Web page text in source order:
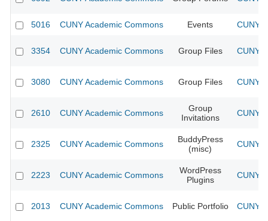
5016 CUNY Academic Commons Events CUNY
3354 CUNY Academic Commons Group Files CUNY
3080 CUNY Academic Commons Group Files CUNY
2610 CUNY Academic Commons
Group
Invitations
CUNY
2325 CUNY Academic Commons
BuddyPress
(misc)
CUNY
2223 CUNY Academic Commons
WordPress
Plugins
CUNY
2013 CUNY Academic Commons Public Portfolio CUNY